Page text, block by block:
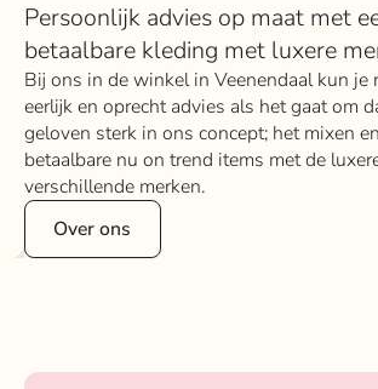
Persoonlijk advies op maat met
betaalbare kleding met luxere
Bij ons in de winkel in Veenendaal kun je
eerlijk en oprecht advies als het gaat om
geloven sterk in ons concept; het mixen
betaalbare nu on trend items met de
verschillende merken.
Over ons